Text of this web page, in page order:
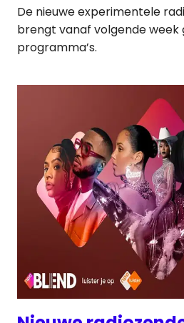
De nieuwe experimentele
brengt vanaf volgende
programma’s.